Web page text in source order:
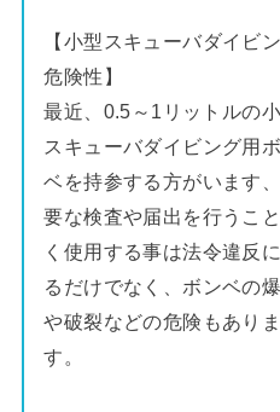
【小型スキューバダイビ
危険性】
最近、0.5～1リットルの
スキューバダイビング用
ベを持参する方がいます
要な検査や届出を行うこ
く使用する事は法令違反
るだけでなく、ボンベの
や破裂などの危険もあり
す。